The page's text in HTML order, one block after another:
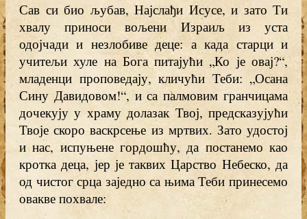
Сав си био љубав, Најслађи Исусе, и зато Ти
хвалу приноси вољени Израиљ из уста
одојчади и незлобиве деце: а када старци и
учитељи хуле на Бога питајући „Ко је овај?“,
младенци проповедају, кличући Теби: „Осана
Сину Давидовом!“, и са палмовим гранчицама
дочекују у храму долазак Твој, предсказујући
Твоје скоро васкрсење из мртвих. Зато удостој
и нас, испуњене гордошћу, да постанемо као
кротка деца, јер је таквих Царство Небеско, да
од чистог срца заједно са њима Теби принесемо
овакве похвале: